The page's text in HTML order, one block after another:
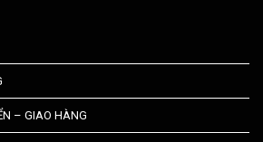
– GIAO HÀNG